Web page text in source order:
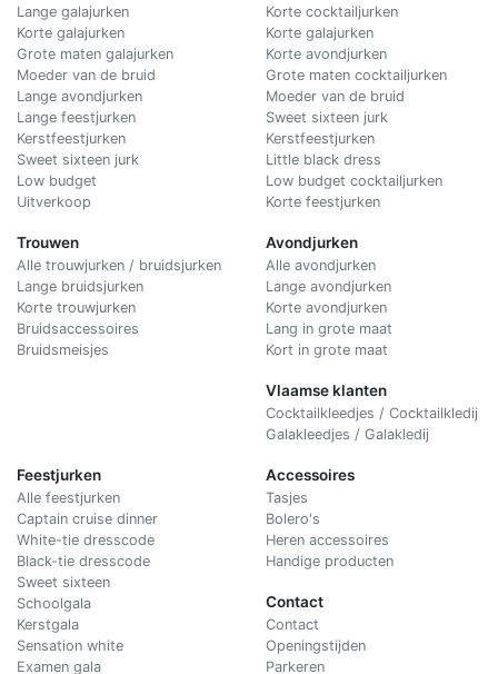
Lange galajurken
Korte galajurken
Grote maten galajurken
Moeder van de bruid
Lange avondjurken
Lange feestjurken
Kerstfeestjurken
Sweet sixteen jurk
Low budget
Uitverkoop
Trouwen
Alle trouwjurken / bruidsjurken
Lange bruidsjurken
Korte trouwjurken
Bruidsaccessoires
Bruidsmeisjes
Korte cocktailjurken
Korte galajurken
Korte avondjurken
Grote maten cocktailjurken
Moeder van de bruid
Sweet sixteen jurk
Kerstfeestjurken
Little black dress
Low budget cocktailjurken
Korte feestjurken
Avondjurken
Alle avondjurken
Lange avondjurken
Korte avondjurken
Lang in grote maat
Kort in grote maat
Vlaamse klanten
Cocktailkleedjes / Cocktailkledij
Galakleedjes / Galakledij
Feestjurken
Alle feestjurken
Captain cruise dinner
White-tie dresscode
Black-tie dresscode
Sweet sixteen
Schoolgala
Kerstgala
Sensation white
Examen gala
Accessoires
Tasjes
Bolero's
Heren accessoires
Handige producten
Contact
Contact
Openingstijden
Parkeren